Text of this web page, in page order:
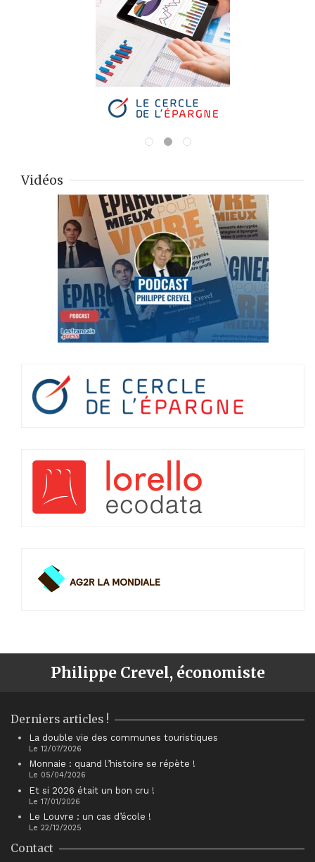
Vidéos
Philippe Crevel, économiste
Derniers articles !
La double vie des communes touristiques
Le 12/07/2026
Monnaie : quand l’histoire se répète !
Le 05/04/2026
Et si 2026 était un bon cru !
Le 17/01/2026
Le Louvre : un cas d’école !
Le 22/12/2025
Contact